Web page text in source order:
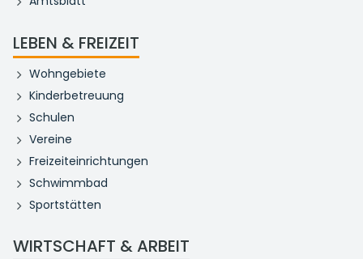
LEBEN & FREIZEIT
Wohngebiete
Kinderbetreuung
Schulen
Vereine
Freizeiteinrichtungen
Schwimmbad
Sportstätten
WIRTSCHAFT & ARBEIT